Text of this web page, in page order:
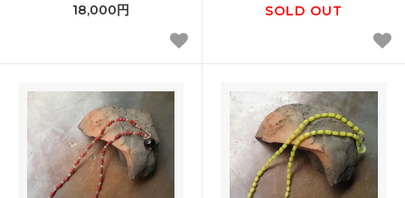
18,000円 SOLD OUT